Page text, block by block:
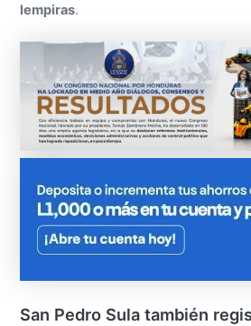
lempiras.
San Pedro Sula también